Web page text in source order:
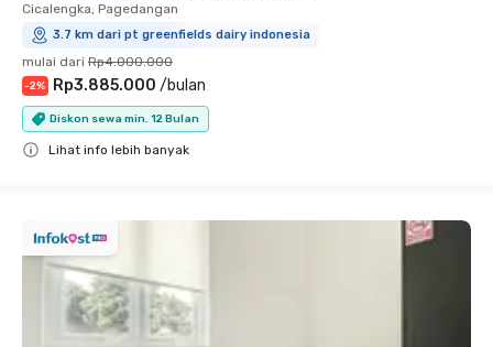
Cicalengka, Pagedangan
3.7 km dari pt greenfields dairy indonesia
mulai dari Rp4.000.000
-2% Rp3.885.000 /bulan
Diskon sewa min. 12 Bulan
Lihat info lebih banyak